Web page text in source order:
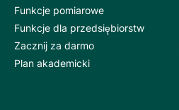
Funkcje pomiarowe
Funkcje dla przedsiębiorstw
Zacznij za darmo
Plan akademicki